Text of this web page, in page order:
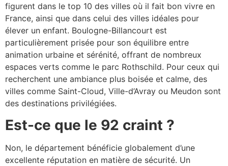
figurent dans le top 10 des villes où il fait bon vivre en
France, ainsi que dans celui des villes idéales pour
élever un enfant. Boulogne-Billancourt est
particulièrement prisée pour son équilibre entre
animation urbaine et sérénité, offrant de nombreux
espaces verts comme le parc Rothschild. Pour ceux qui
recherchent une ambiance plus boisée et calme, des
villes comme Saint-Cloud, Ville-d’Avray ou Meudon sont
des destinations privilégiées.
Est-ce que le 92 craint ?
Non, le département bénéficie globalement d’une
excellente réputation en matière de sécurité. Un